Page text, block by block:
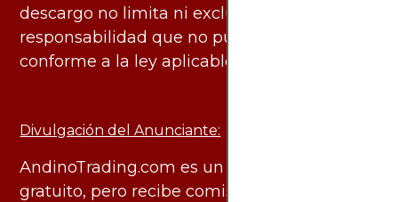
descargo no limita ni excluye ninguna
responsabilidad que no pueda ser excluida
conforme a la ley aplicable.
Divulgación del Anunciante:
AndinoTrading.com es un sitio de uso
gratuito, pero recibe comisiones de algunas